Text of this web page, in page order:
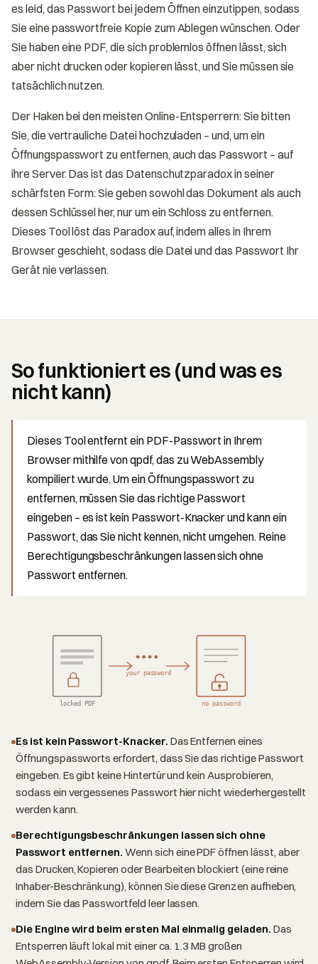
es leid, das Passwort bei jedem Öffnen einzutippen, sodass
Sie eine passwortfreie Kopie zum Ablegen wünschen. Oder
Sie haben eine PDF, die sich problemlos öffnen lässt, sich
aber nicht drucken oder kopieren lässt, und Sie müssen sie
tatsächlich nutzen.
Der Haken bei den meisten Online-Entsperrern: Sie bitten
Sie, die vertrauliche Datei hochzuladen – und, um ein
Öffnungspasswort zu entfernen, auch das Passwort – auf
ihre Server. Das ist das Datenschutzparadox in seiner
schärfsten Form: Sie geben sowohl das Dokument als auch
dessen Schlüssel her, nur um ein Schloss zu entfernen.
Dieses Tool löst das Paradox auf, indem alles in Ihrem
Browser geschieht, sodass die Datei und das Passwort Ihr
Gerät nie verlassen.
So funktioniert es (und was es
nicht kann)
Dieses Tool entfernt ein PDF-Passwort in Ihrem
Browser mithilfe von qpdf, das zu WebAssembly
kompiliert wurde. Um ein Öffnungspasswort zu
entfernen, müssen Sie das richtige Passwort
eingeben – es ist kein Passwort-Knacker und kann ein
Passwort, das Sie nicht kennen, nicht umgehen. Reine
Berechtigungsbeschränkungen lassen sich ohne
Passwort entfernen.
locked PDF
your password
no password
Es ist kein Passwort-Knacker. Das Entfernen eines
Öffnungspassworts erfordert, dass Sie das richtige Passwort
eingeben. Es gibt keine Hintertür und kein Ausprobieren,
sodass ein vergessenes Passwort hier nicht wiederhergestellt
werden kann.
Berechtigungsbeschränkungen lassen sich ohne
Passwort entfernen. Wenn sich eine PDF öffnen lässt, aber
das Drucken, Kopieren oder Bearbeiten blockiert (eine reine
Inhaber-Beschränkung), können Sie diese Grenzen aufheben,
indem Sie das Passwortfeld leer lassen.
Die Engine wird beim ersten Mal einmalig geladen. Das
Entsperren läuft lokal mit einer ca. 1.3 MB großen